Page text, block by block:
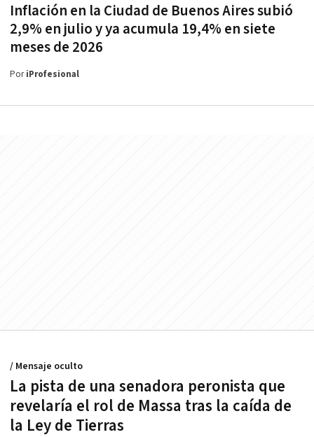
Inflación en la Ciudad de Buenos Aires subió
2,9% en julio y ya acumula 19,4% en siete
meses de 2026
PoriProfesional
La pista de una senadora peronista que
revelaría el rol de Massa tras la caída de
la Ley de Tierras
/ Mensaje oculto